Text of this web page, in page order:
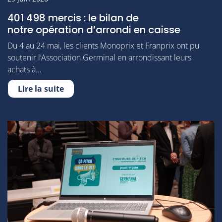
401 498 mercis : le bilan de
notre opération d’arrondi en caisse
Du 4 au 24 mai, les clients Monoprix et Franprix ont pu
soutenir l’Association Germinal en arrondissant leurs
achats à…
Lire la suite